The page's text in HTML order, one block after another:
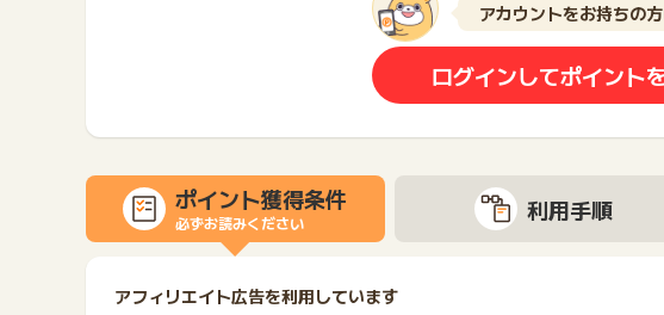
アカウントをお持ちの
ログインしてポイント
ポイント獲得条件
必ずお読みください 利用手順
アフィリエイト広告を利用しています